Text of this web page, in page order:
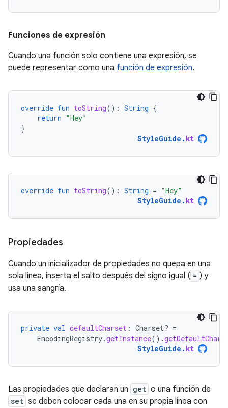
Funciones de expresión
Cuando una función solo contiene una expresión, se
puede representar como una función de expresión.
override fun toString(): String {
return "Hey"
}
StyleGuide . kt
override fun toString(): String = "Hey"
StyleGuide . kt
Propiedades
Cuando un inicializador de propiedades no quepa en una
sola línea, inserta el salto después del signo igual ( = ) y
usa una sangría.
private val defaultCharset : Charset? =
EncodingRegistry.getInstance().
StyleGuide . kt
Las propiedades que declaran un get o una función de
set se deben colocar cada una en su propia línea con